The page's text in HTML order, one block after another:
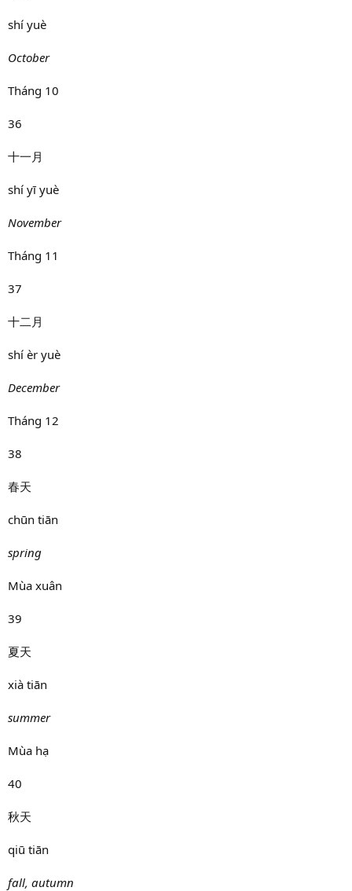
shí yuè
October
Tháng 10
36
十一月
shí yī yuè
November
Tháng 11
37
十二月
shí èr yuè
December
Tháng 12
38
春天
chūn tiān
spring
Mùa xuân
39
夏天
xià tiān
summer
Mùa hạ
40
秋天
qiū tiān
fall, autumn